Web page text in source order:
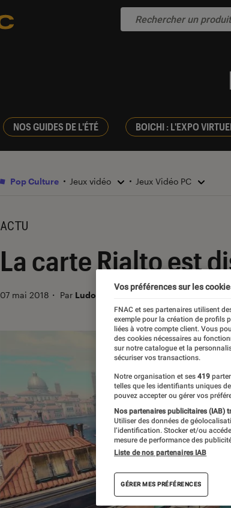
NOS GUIDES DE L'ÉTÉ BOICHI : L'EXPO
Pop Culture Jeux vidéo Jeux Vidéo PC
ACTU
La carte Rialto est
07 mai 2018 ・ Par Ludovic Pierillas
Vos préférences sur les
FNAC et ses partenaires utilisent
exemple pour la création de profils
liées à votre compte client. Vous
des cookies nécessaires au
sur notre catalogue et la
sécuriser vos transactions.
Notre organisation et ses 419
telles que les identifiants uniques
pouvez accepter ou gérer vos
Nos partenaires publicitaires (IAB)
Utiliser des données de
l’identification. Stocker et/ou
mesure de performance des
Liste de nos partenaires IAB
GÉRER MES PRÉFÉRENCES